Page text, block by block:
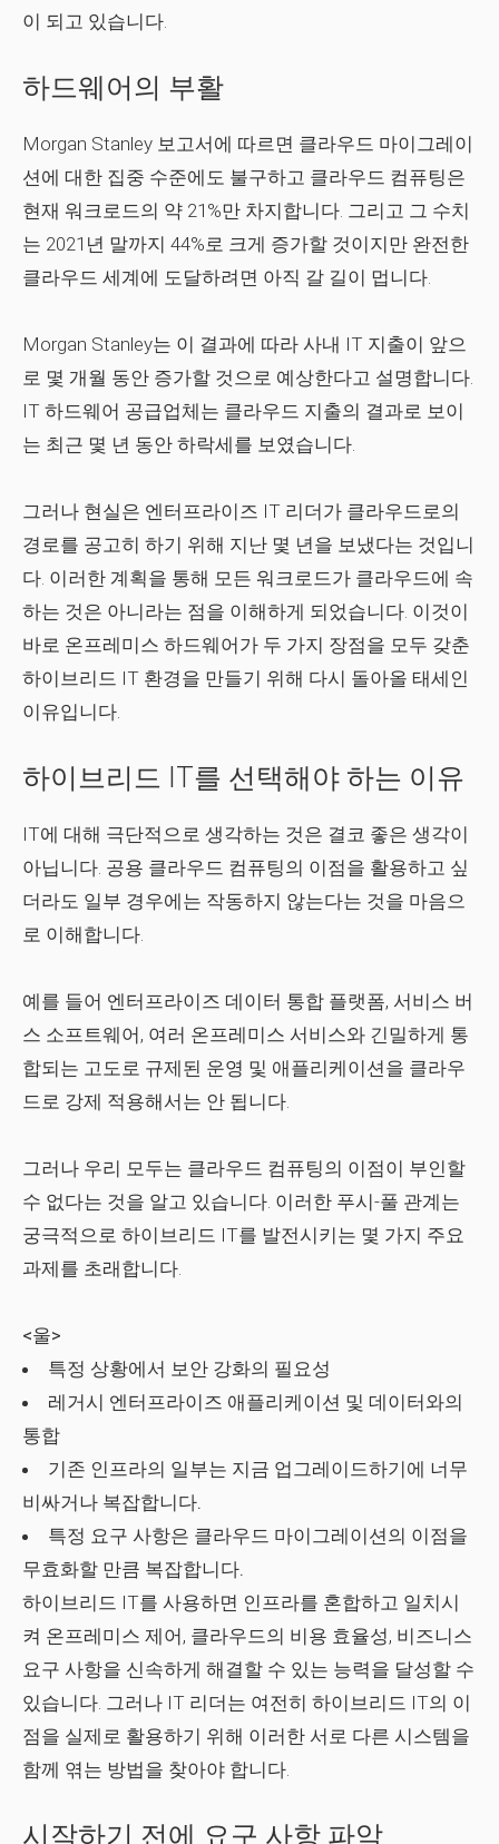
이 되고 있습니다.
하드웨어의 부활
Morgan Stanley 보고서에 따르면 클라우드 마이그레이
션에 대한 집중 수준에도 불구하고 클라우드 컴퓨팅은
현재 워크로드의 약 21%만 차지합니다. 그리고 그 수치
는 2021년 말까지 44%로 크게 증가할 것이지만 완전한
클라우드 세계에 도달하려면 아직 갈 길이 멉니다.
Morgan Stanley는 이 결과에 따라 사내 IT 지출이 앞으
로 몇 개월 동안 증가할 것으로 예상한다고 설명합니다.
IT 하드웨어 공급업체는 클라우드 지출의 결과로 보이
는 최근 몇 년 동안 하락세를 보였습니다.
그러나 현실은 엔터프라이즈 IT 리더가 클라우드로의
경로를 공고히 하기 위해 지난 몇 년을 보냈다는 것입니
다. 이러한 계획을 통해 모든 워크로드가 클라우드에 속
하는 것은 아니라는 점을 이해하게 되었습니다. 이것이
바로 온프레미스 하드웨어가 두 가지 장점을 모두 갖춘
하이브리드 IT 환경을 만들기 위해 다시 돌아올 태세인
이유입니다.
하이브리드 IT를 선택해야 하는 이유
IT에 대해 극단적으로 생각하는 것은 결코 좋은 생각이
아닙니다. 공용 클라우드 컴퓨팅의 이점을 활용하고 싶
더라도 일부 경우에는 작동하지 않는다는 것을 마음으
로 이해합니다.
예를 들어 엔터프라이즈 데이터 통합 ​​플랫폼, 서비스 버
스 소프트웨어, 여러 온프레미스 서비스와 긴밀하게 통
합되는 고도로 규제된 운영 및 애플리케이션을 클라우
드로 강제 적용해서는 안 됩니다.
그러나 우리 모두는 클라우드 컴퓨팅의 이점이 부인할
수 없다는 것을 알고 있습니다. 이러한 푸시-풀 관계는
궁극적으로 하이브리드 IT를 발전시키는 몇 가지 주요
과제를 초래합니다.
<울>
특정 상황에서 보안 강화의 필요성
레거시 엔터프라이즈 애플리케이션 및 데이터와의
통합
기존 인프라의 일부는 지금 업그레이드하기에 너무
비싸거나 복잡합니다.
특정 요구 사항은 클라우드 마이그레이션의 이점을
무효화할 만큼 복잡합니다.
하이브리드 IT를 사용하면 인프라를 혼합하고 일치시
켜 온프레미스 제어, 클라우드의 비용 효율성, 비즈니스
요구 사항을 신속하게 해결할 수 있는 능력을 달성할 수
있습니다. 그러나 IT 리더는 여전히 하이브리드 IT의 이
점을 실제로 활용하기 위해 이러한 서로 다른 시스템을
함께 엮는 방법을 찾아야 합니다.
시작하기 전에 요구 사항 파악